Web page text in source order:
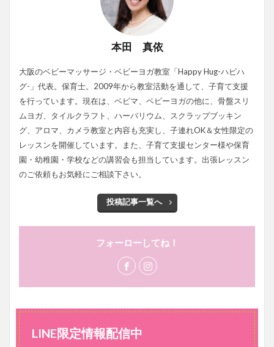
本田 真依
大阪のベビーマッサージ・ベビーヨガ教室「Happy Hug-ハピハ
グ-」代表。保育士。2009年から教室活動を通して、子育て支援
を行っています。現在は、ベビマ、ベビーヨガの他に、骨盤スリ
ムヨガ、タイルクラフト、ハーバリウム、スクラップブッキン
グ、アロマ、カメラ教室と内容も充実し、子連れOK＆女性限定の
レッスンを開催しています。また、子育て支援センター様や保育
園・幼稚園・学校などの講習会も担当しています。出張レッスン
のご依頼もお気軽にご相談下さい。
投稿記事一覧へ
フォーローしてね！
LINE限定情報配信中